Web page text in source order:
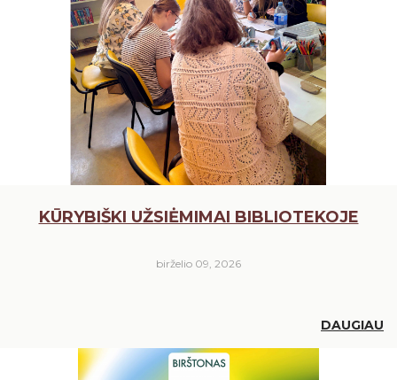
KŪRYBIŠKI UŽSIĖMIMAI BIBLIOTEKOJE
birželio 09, 2026
DAUGIAU